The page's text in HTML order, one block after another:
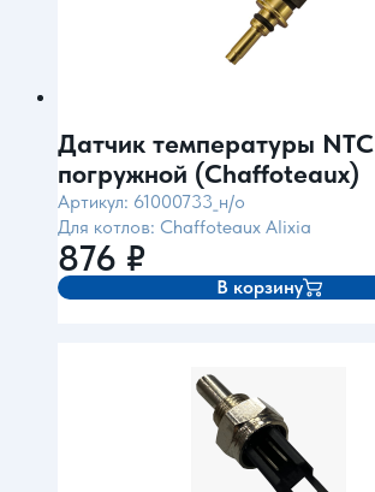
Датчик температуры NTC
погружной (Chaffoteaux)
Артикул: 61000733_н/о
Для котлов: Chaffoteaux Alixia
876 ₽
В корзину